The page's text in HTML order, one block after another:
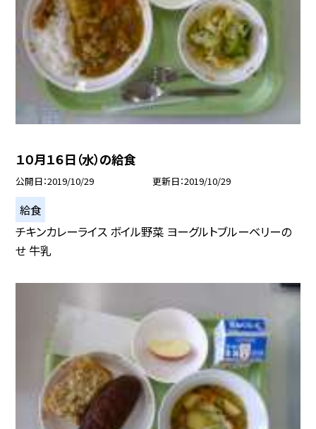
１０月１６日（水）の給食
公開日 2019/10/29 更新日 2019/10/29
給食
チキンカレーライス ボイル野菜 ヨーグルトブルーベリーの
せ 牛乳